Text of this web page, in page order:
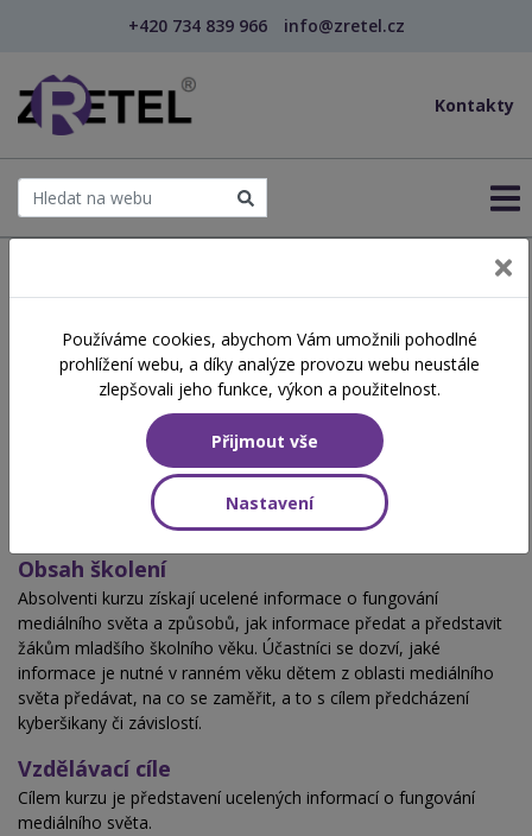
+420 734 839 966 info@zretel.cz
Kontakty
šablony
Mediální vzdělávání na 1.
stupni ZŠ (webinář)
Hodinová dotace
4 vyučovací hodiny
Obsah školení
Absolventi kurzu získají ucelené informace o fungování
mediálního světa a způsobů, jak informace předat a představit
žákům mladšího školního věku. Účastníci se dozví, jaké
informace je nutné v ranném věku dětem z oblasti mediálního
světa předávat, na co se zaměřit, a to s cílem předcházení
kyberšikany či závislostí.
Vzdělávací cíle
Cílem kurzu je představení ucelených informací o fungování
mediálního světa.
Používáme cookies, abychom Vám umožnili pohodlné
prohlížení webu, a díky analýze provozu webu neustále
zlepšovali jeho funkce, výkon a použitelnost.
Přijmout vše
Nastavení